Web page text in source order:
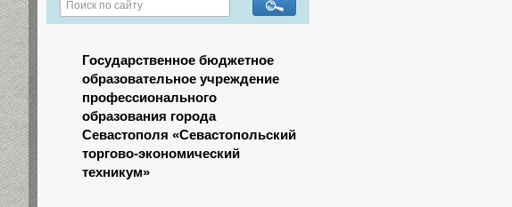
Государственное бюджетное
образовательное учреждение
профессионального
образования города
Севастополя «Севастопольский
торгово-экономический
техникум»